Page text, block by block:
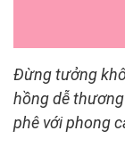
Đừng tưởng
hồng dễ
phê với phong